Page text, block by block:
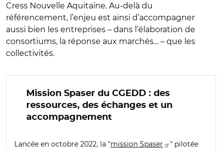
Cress Nouvelle Aquitaine. Au-delà du
référencement, l’enjeu est ainsi d’accompagner
aussi bien les entreprises – dans l’élaboration de
consortiums, la réponse aux marchés… – que les
collectivités.
Mission Spaser du CGEDD : des
ressources, des échanges et un
accompagnement
Lancée en octobre 2022, la "mission Spaser " pilotée